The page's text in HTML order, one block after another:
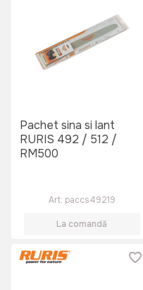
Pachet sina si lant
RURIS 492 / 512 /
RM500
Art: paccs49219
La comandă